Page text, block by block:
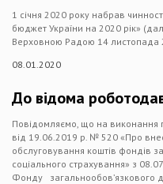
1 січня 2020 року набрав
бюджет України на 2020 рік»
Верховною Радою 14 листопада
08.01.2020
До відома
Повідомляємо, що на виконання
від 19.06.2019 р. № 520 «Про
обслуговування коштів фондів
соціального страхування» з
Фонду загальнообов’язкового